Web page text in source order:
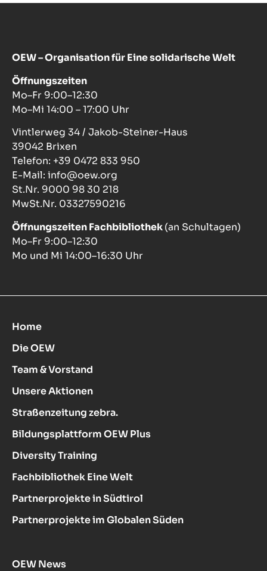
OEW – Organisation für Eine solidarische Welt
Öffnungszeiten
Mo–Fr 9:00–12:30
Mo–Mi 14:00 – 17:00 Uhr
Vintlerweg 34 / Jakob-Steiner-Haus
39042 Brixen
Telefon: +39 0472 833 950
E-Mail: info@oew.org
St.Nr. 9000 98 30 218
MwSt.Nr. 03327590216
Öffnungszeiten Fachbibliothek(an Schultagen)
Mo–Fr 9:00–12:30
Mo und Mi 14:00–16:30 Uhr
Home
Die OEW
Team & Vorstand
Unsere Aktionen
Straßenzeitung zebra.
Bildungsplattform OEW Plus
Diversity Training
Fachbibliothek Eine Welt
Partnerprojekte in Südtirol
Partnerprojekte im Globalen Süden
OEW News